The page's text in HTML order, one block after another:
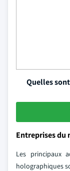
Quelles
Entreprises du
Les principaux
holographiques